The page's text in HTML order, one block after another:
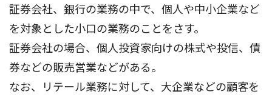
証券会社、銀行の業務の中で、個人や中小企業など
を対象とした小口の業務のことをさす。
証券会社の場合、個人投資家向けの株式や投信、債
券などの販売営業などがある。
なお、リテール業務に対して、大企業などの顧客を